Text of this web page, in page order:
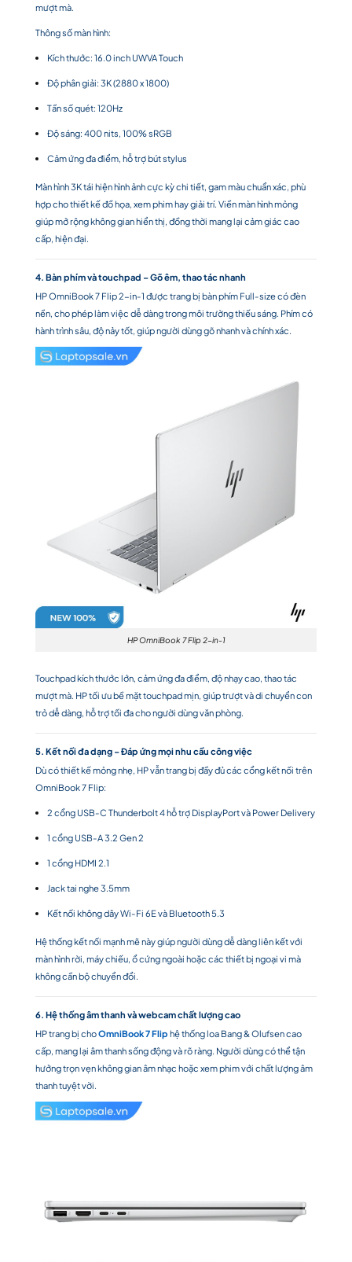
mượt mà.
Thông số màn hình:
Kích thước: 16.0 inch UWVA Touch
Độ phân giải: 3K (2880 x 1800)
Tần số quét: 120Hz
Độ sáng: 400 nits, 100% sRGB
Cảm ứng đa điểm, hỗ trợ bút stylus
Màn hình 3K tái hiện hình ảnh cực kỳ chi tiết, gam màu chuẩn xác, phù
hợp cho thiết kế đồ họa, xem phim hay giải trí. Viền màn hình mỏng
giúp mở rộng không gian hiển thị, đồng thời mang lại cảm giác cao
cấp, hiện đại.
4. Bàn phím và touchpad – Gõ êm, thao tác nhanh
HP OmniBook 7 Flip 2-in-1 được trang bị bàn phím Full-size có đèn
nền, cho phép làm việc dễ dàng trong môi trường thiếu sáng. Phím có
hành trình sâu, độ nảy tốt, giúp người dùng gõ nhanh và chính xác.
HP OmniBook 7 Flip 2-in-1
Touchpad kích thước lớn, cảm ứng đa điểm, độ nhạy cao, thao tác
mượt mà. HP tối ưu bề mặt touchpad mịn, giúp trượt và di chuyển con
trỏ dễ dàng, hỗ trợ tối đa cho người dùng văn phòng.
5. Kết nối đa dạng – Đáp ứng mọi nhu cầu công việc
Dù có thiết kế mỏng nhẹ, HP vẫn trang bị đầy đủ các cổng kết nối trên
OmniBook 7 Flip:
2 cổng USB-C Thunderbolt 4 hỗ trợ DisplayPort và Power Delivery
1 cổng USB-A 3.2 Gen 2
1 cổng HDMI 2.1
Jack tai nghe 3.5mm
Kết nối không dây Wi-Fi 6E và Bluetooth 5.3
Hệ thống kết nối mạnh mẽ này giúp người dùng dễ dàng liên kết với
màn hình rời, máy chiếu, ổ cứng ngoài hoặc các thiết bị ngoại vi mà
không cần bộ chuyển đổi.
6. Hệ thống âm thanh và webcam chất lượng cao
HP trang bị choOmniBook 7 Flip hệ thống loa Bang & Olufsen cao
cấp, mang lại âm thanh sống động và rõ ràng. Người dùng có thể tận
hưởng trọn vẹn không gian âm nhạc hoặc xem phim với chất lượng âm
thanh tuyệt vời.